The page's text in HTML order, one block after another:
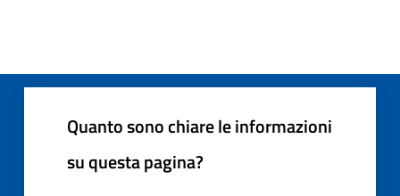
Quanto sono chiare le informazioni
su questa pagina?